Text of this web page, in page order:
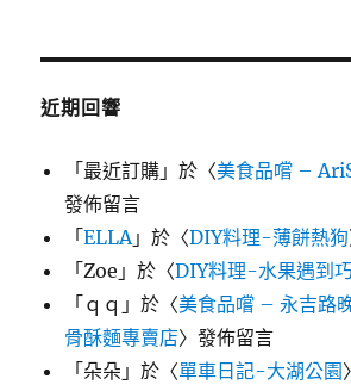
近期回響
「最近訂購 」於〈美食品嚐 –
發佈留言
「ELLA」於〈DIY料理-薄餅熱狗
「Zoe 」於〈DIY料理-水果遇到
「 ｑｑ 」於〈美食品嚐 – 永吉路
骨酥麵專賣店〉發佈留言
「朵朵 」於〈單車日記-大湖公園